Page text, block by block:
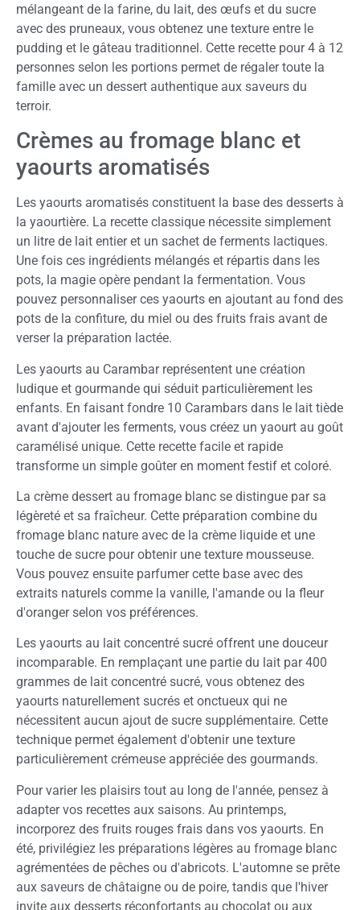
mélangeant de la farine, du lait, des œufs et du sucre
avec des pruneaux, vous obtenez une texture entre le
pudding et le gâteau traditionnel. Cette recette pour 4 à 12
personnes selon les portions permet de régaler toute la
famille avec un dessert authentique aux saveurs du
terroir.
Crèmes au fromage blanc et
yaourts aromatisés
Les yaourts aromatisés constituent la base des desserts à
la yaourtière. La recette classique nécessite simplement
un litre de lait entier et un sachet de ferments lactiques.
Une fois ces ingrédients mélangés et répartis dans les
pots, la magie opère pendant la fermentation. Vous
pouvez personnaliser ces yaourts en ajoutant au fond des
pots de la confiture, du miel ou des fruits frais avant de
verser la préparation lactée.
Les yaourts au Carambar représentent une création
ludique et gourmande qui séduit particulièrement les
enfants. En faisant fondre 10 Carambars dans le lait tiède
avant d'ajouter les ferments, vous créez un yaourt au goût
caramélisé unique. Cette recette facile et rapide
transforme un simple goûter en moment festif et coloré.
La crème dessert au fromage blanc se distingue par sa
légèreté et sa fraîcheur. Cette préparation combine du
fromage blanc nature avec de la crème liquide et une
touche de sucre pour obtenir une texture mousseuse.
Vous pouvez ensuite parfumer cette base avec des
extraits naturels comme la vanille, l'amande ou la fleur
d'oranger selon vos préférences.
Les yaourts au lait concentré sucré offrent une douceur
incomparable. En remplaçant une partie du lait par 400
grammes de lait concentré sucré, vous obtenez des
yaourts naturellement sucrés et onctueux qui ne
nécessitent aucun ajout de sucre supplémentaire. Cette
technique permet également d'obtenir une texture
particulièrement crémeuse appréciée des gourmands.
Pour varier les plaisirs tout au long de l'année, pensez à
adapter vos recettes aux saisons. Au printemps,
incorporez des fruits rouges frais dans vos yaourts. En
été, privilégiez les préparations légères au fromage blanc
agrémentées de pêches ou d'abricots. L'automne se prête
aux saveurs de châtaigne ou de poire, tandis que l'hiver
invite aux desserts réconfortants au chocolat ou aux